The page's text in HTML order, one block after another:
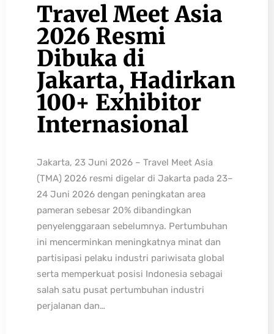
Travel Meet Asia
2026 Resmi
Dibuka di
Jakarta, Hadirkan
100+ Exhibitor
Internasional
Jakarta, 23 Juni 2026 – Travel Meet Asia
(TMA) 2026 resmi digelar di Jakarta pada 23–
24 Juni 2026 dengan peningkatan area
pameran sebesar 20% dibandingkan
penyelenggaraan sebelumnya. Pertumbuhan
ini mencerminkan meningkatnya minat dan
partisipasi pelaku industri pariwisata global
serta memperkuat posisi Indonesia sebagai
salah satu pusat pertumbuhan industri
perjalanan dan…